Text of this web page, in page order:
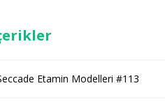
Etamin Modelleri #113